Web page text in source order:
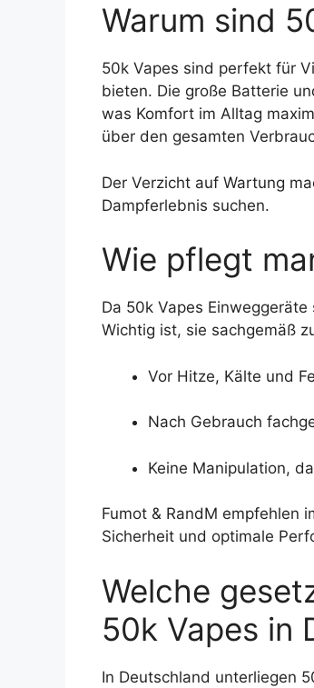
Warum sind
50k Vapes sind perfekt für
bieten. Die große Batterie
was Komfort im Alltag
über den gesamten
Der Verzicht auf Wartung
Dampferlebnis suchen.
Wie pflegt
Da 50k Vapes Einweggeräte
Wichtig ist, sie sachgemäß
Vor Hitze, Kälte und
Nach Gebrauch
Keine Manipulation,
Fumot & RandM empfehlen
Sicherheit und optimale
Welche
50k Vapes in
In Deutschland unterliegen